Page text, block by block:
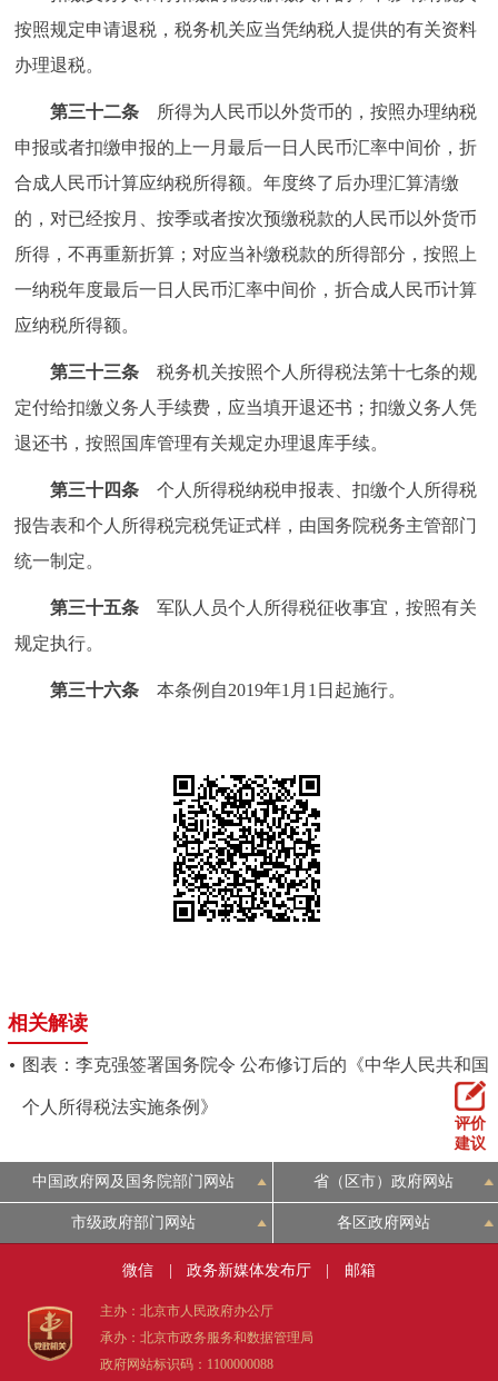
按照规定申请退税，税务机关应当凭纳税人提供的有关资料
办理退税。
第三十二条 所得为人民币以外货币的，按照办理纳税
申报或者扣缴申报的上一月最后一日人民币汇率中间价，折
合成人民币计算应纳税所得额。年度终了后办理汇算清缴
的，对已经按月、按季或者按次预缴税款的人民币以外货币
所得，不再重新折算；对应当补缴税款的所得部分，按照上
一纳税年度最后一日人民币汇率中间价，折合成人民币计算
应纳税所得额。
第三十三条 税务机关按照个人所得税法第十七条的规
定付给扣缴义务人手续费，应当填开退还书；扣缴义务人凭
退还书，按照国库管理有关规定办理退库手续。
第三十四条 个人所得税纳税申报表、扣缴个人所得税
报告表和个人所得税完税凭证式样，由国务院税务主管部门
统一制定。
第三十五条 军队人员个人所得税征收事宜，按照有关
规定执行。
第三十六条 本条例自2019年1月1日起施行。
相关解读
图表：李克强签署国务院令 公布修订后的《中华人民共和国
个人所得税法实施条例》
评价
建议
中国政府网及国务院部门网站 省（区市）政府网站
市级政府部门网站 各区政府网站
微信 政务新媒体发布厅 邮箱
主办：北京市人民政府办公厅
承办：北京市政务服务和数据管理局
政府网站标识码：1100000088